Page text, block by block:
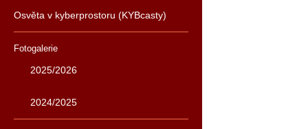
Osvěta v kyberprostoru (KYBcasty)
Fotogalerie
2025/2026
2024/2025